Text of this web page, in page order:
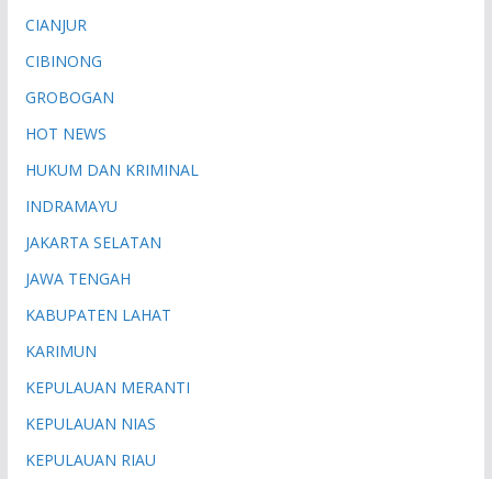
CIANJUR
CIBINONG
GROBOGAN
HOT NEWS
HUKUM DAN KRIMINAL
INDRAMAYU
JAKARTA SELATAN
JAWA TENGAH
KABUPATEN LAHAT
KARIMUN
KEPULAUAN MERANTI
KEPULAUAN NIAS
KEPULAUAN RIAU